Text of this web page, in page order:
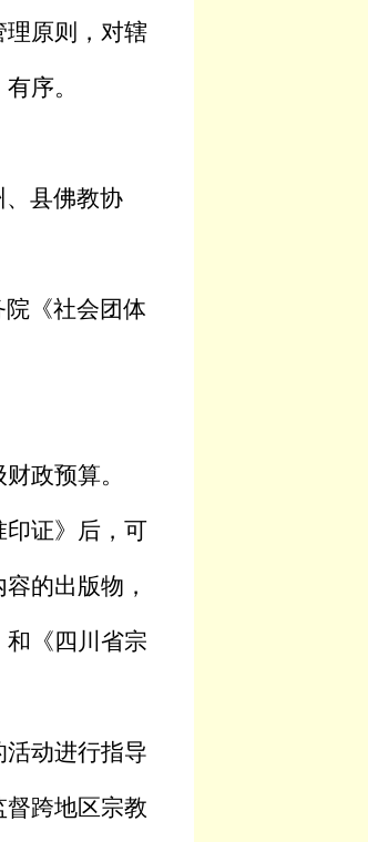
理原则，对辖
序。
县佛教协
《社会团体
政预算。
印证》后，可
的出版物，
《四川省宗
动进行指导
跨地区宗教